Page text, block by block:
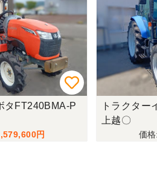
タFT240BMA-P
トラクタ
上越〇